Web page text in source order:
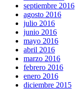
septiembre 2016
agosto 2016
julio 2016
junio 2016
mayo 2016
abril 2016
marzo 2016
febrero 2016
enero 2016
diciembre 2015